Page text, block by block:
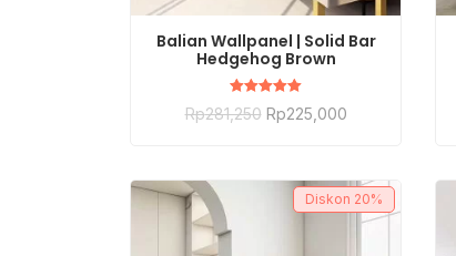
BELI SEKARANG
Balian Wallpanel | Solid Bar
Hedgehog Brown
Dinilai
5.00
Rp281,250 Rp225,000
Diskon 20%